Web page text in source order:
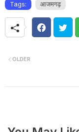
Tags: आजमगढ़
OLDER